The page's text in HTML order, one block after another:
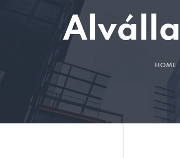
HOME